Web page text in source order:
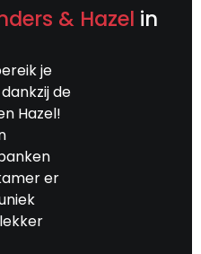
& Hazel in
je
de
Hazel!
er